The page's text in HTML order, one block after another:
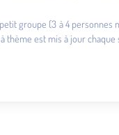
groupe (3 à 4 personnes
thème est mis à jour